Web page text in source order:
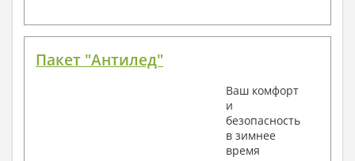
Пакет "Антилед"
Ваш комфорт
и
безопасность
в зимнее
время